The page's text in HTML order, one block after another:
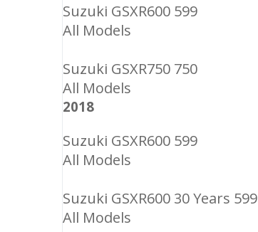
Suzuki GSXR600 599
All Models
Suzuki GSXR750 750
All Models
2018
Suzuki GSXR600 599
All Models
Suzuki GSXR600 30 Years 599
All Models